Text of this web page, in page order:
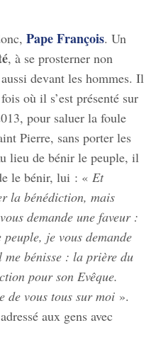
Pape François. Un
, à se prosterner non
devant les hommes. Il
où il s’est présenté sur
pour saluer la foule
Pierre, sans porter les
lieu de bénir le peuple, il
le bénir, lui : « Et
la bénédiction, mais
demande une faveur :
je vous demande
bénisse : la prière du
pour son Evêque.
de vous tous sur moi ».
aux gens avec